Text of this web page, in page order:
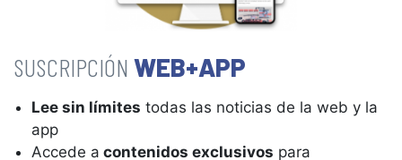
WEB+APP
Lee sin límites todas las noticias de la web y la
app
Accede a contenidos exclusivos para